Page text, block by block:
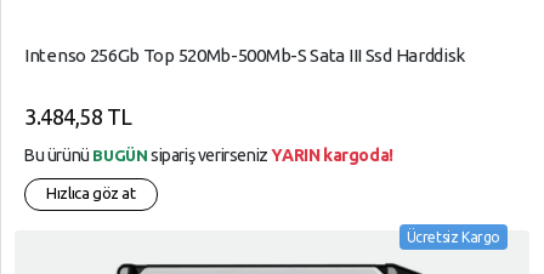
Intenso 256Gb Top 520Mb-500Mb-S Sata III Ssd Harddisk
3.484,58 TL
Bu ürünü BUGÜN sipariş verirsenizYARIN kargoda!
Hızlıca göz at
Ücretsiz Kargo